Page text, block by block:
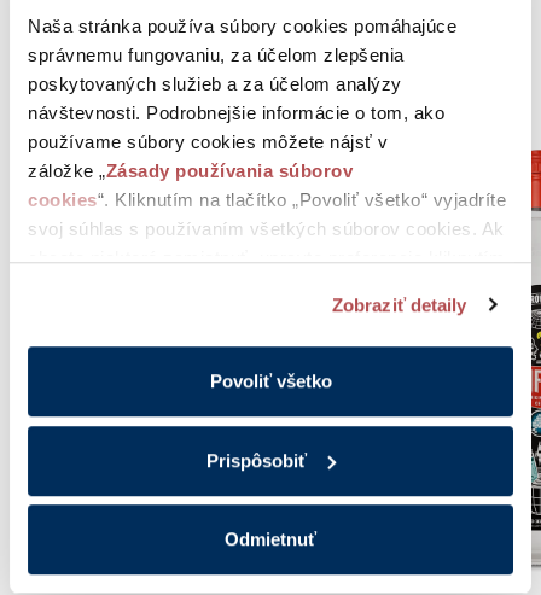
Naša stránka používa súbory cookies pomáhajúce
správnemu fungovaniu, za účelom zlepšenia
poskytovaných služieb a za účelom analýzy
návštevnosti. Podrobnejšie informácie o tom, ako
používame súbory cookies môžete nájsť v
záložke „Zásady používania súborov
cookies“. Kliknutím na tlačítko „Povoliť všetko“ vyjadríte
svoj súhlas s používaním všetkých súborov cookies. Ak
chcete niektoré zamietnuť, upravte preferencie kliknutím
Zobraziť detaily
Povoliť všetko
Prispôsobiť
Odmietnuť
Mohlo by vás zaujať